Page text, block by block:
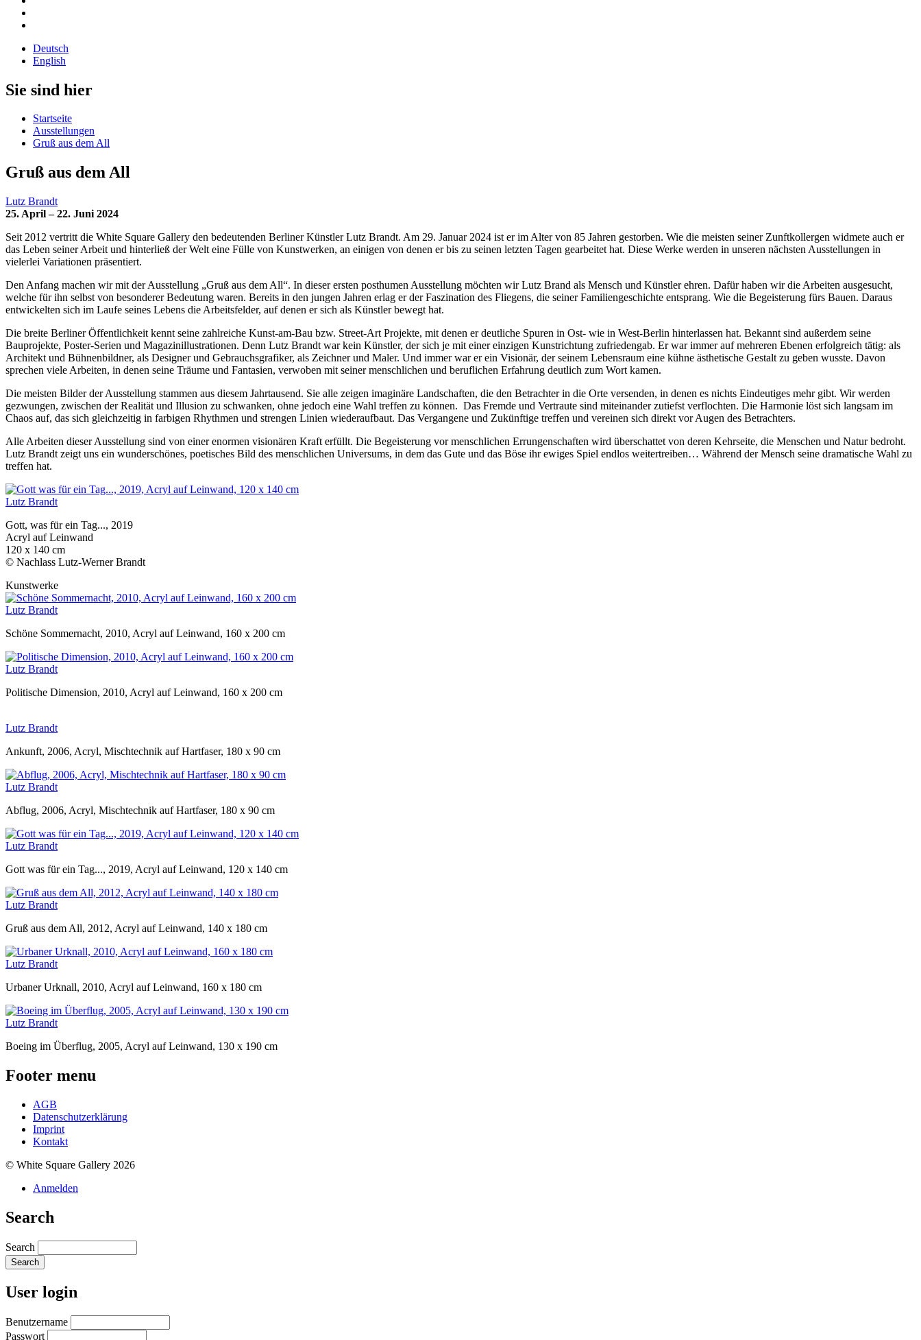
Deutsch
English
Sie sind hier
Startseite
Ausstellungen
Gruß aus dem All
Gruß aus dem All
Lutz Brandt
25. April – 22. Juni 2024
Seit 2012 vertritt die White Square Gallery den bedeutenden Berliner Künstler Lutz Brandt. Am 29. Januar 2024 ist er im Alter von 85 Jahren gestorben. Wie die meisten seiner Zunftkollergen widmete auch er
das Leben seiner Arbeit und hinterließ der Welt eine Fülle von Kunstwerken, an einigen von denen er bis zu seinen letzten Tagen gearbeitet hat. Diese Werke werden in unseren nächsten Ausstellungen in
vielerlei Variationen präsentiert.
Den Anfang machen wir mit der Ausstellung „Gruß aus dem All“. In dieser ersten posthumen Ausstellung möchten wir Lutz Brand als Mensch und Künstler ehren. Dafür haben wir die Arbeiten ausgesucht,
welche für ihn selbst von besonderer Bedeutung waren. Bereits in den jungen Jahren erlag er der Faszination des Fliegens, die seiner Familiengeschichte entsprang. Wie die Begeisterung fürs Bauen. Daraus
entwickelten sich im Laufe seines Lebens die Arbeitsfelder, auf denen er sich als Künstler bewegt hat.
Die breite Berliner Öffentlichkeit kennt seine zahlreiche Kunst-am-Bau bzw. Street-Art Projekte, mit denen er deutliche Spuren in Ost- wie in West-Berlin hinterlassen hat. Bekannt sind außerdem seine
Bauprojekte, Poster-Serien und Magazinillustrationen. Denn Lutz Brandt war kein Künstler, der sich je mit einer einzigen Kunstrichtung zufriedengab. Er war immer auf mehreren Ebenen erfolgreich tätig: als
Architekt und Bühnenbildner, als Designer und Gebrauchsgrafiker, als Zeichner und Maler. Und immer war er ein Visionär, der seinem Lebensraum eine kühne ästhetische Gestalt zu geben wusste. Davon
sprechen viele Arbeiten, in denen seine Träume und Fantasien, verwoben mit seiner menschlichen und beruflichen Erfahrung deutlich zum Wort kamen.
Die meisten Bilder der Ausstellung stammen aus diesem Jahrtausend. Sie alle zeigen imaginäre Landschaften, die den Betrachter in die Orte versenden, in denen es nichts Eindeutiges mehr gibt. Wir werden
gezwungen, zwischen der Realität und Illusion zu schwanken, ohne jedoch eine Wahl treffen zu können. Das Fremde und Vertraute sind miteinander zutiefst verflochten. Die Harmonie löst sich langsam im
Chaos auf, das sich gleichzeitig in farbigen Rhythmen und strengen Linien wiederaufbaut. Das Vergangene und Zukünftige treffen und vereinen sich direkt vor Augen des Betrachters.
Alle Arbeiten dieser Ausstellung sind von einer enormen visionären Kraft erfüllt. Die Begeisterung vor menschlichen Errungenschaften wird überschattet von deren Kehrseite, die Menschen und Natur bedroht.
Lutz Brandt zeigt uns ein wunderschönes, poetisches Bild des menschlichen Universums, in dem das Gute und das Böse ihr ewiges Spiel endlos weitertreiben… Während der Mensch seine dramatische Wahl zu
treffen hat.
Lutz Brandt
Gott, was für ein Tag..., 2019
Acryl auf Leinwand
120 x 140 cm
© Nachlass Lutz-Werner Brandt
Kunstwerke
Lutz Brandt
Schöne Sommernacht, 2010, Acryl auf Leinwand, 160 x 200 cm
Lutz Brandt
Politische Dimension, 2010, Acryl auf Leinwand, 160 x 200 cm
Lutz Brandt
Ankunft, 2006, Acryl, Mischtechnik auf Hartfaser, 180 x 90 cm
Lutz Brandt
Abflug, 2006, Acryl, Mischtechnik auf Hartfaser, 180 x 90 cm
Lutz Brandt
Gott was für ein Tag..., 2019, Acryl auf Leinwand, 120 x 140 cm
Lutz Brandt
Gruß aus dem All, 2012, Acryl auf Leinwand, 140 x 180 cm
Lutz Brandt
Urbaner Urknall, 2010, Acryl auf Leinwand, 160 x 180 cm
Lutz Brandt
Boeing im Überflug, 2005, Acryl auf Leinwand, 130 x 190 cm
Footer menu
AGB
Datenschutzerklärung
Imprint
Kontakt
© White Square Gallery 2026
Anmelden
Search
Search
User login
Benutzername
Passwort